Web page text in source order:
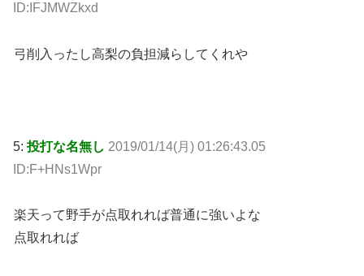
ID:IFJMWZkxd
弓削入ったし高梨の負担減らしてくれや
5:投打な名無し 2019/01/14(月) 01:26:43.05
ID:F+HNs1Wpr
楽天って野手が点取れれば普通に強いよな
点取れれば